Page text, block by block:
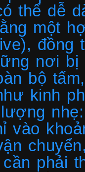
thể dễ
một
đồng
nơi bị
bộ
kinh
vào
cần phải